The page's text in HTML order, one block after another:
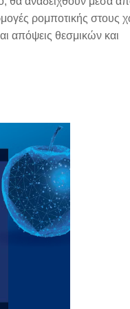
ρομποτικής στους
απόψεις θεσμικών και